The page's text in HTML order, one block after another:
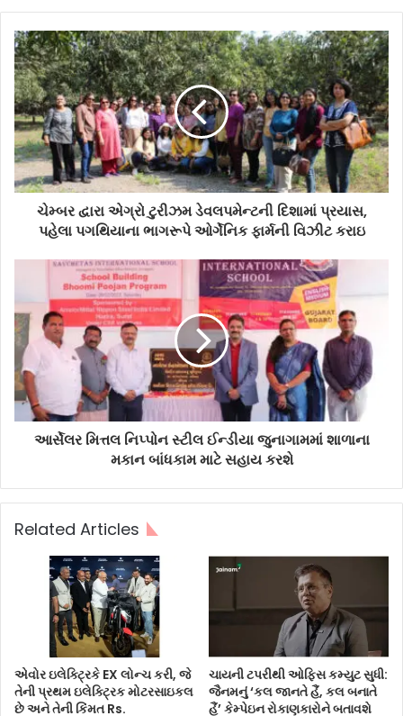
ચેમ્બર દ્વારા એગ્રો ટુરીઝમ ડેવલપમેન્ટની દિશામાં પ્રયાસ,
પહેલા પગથિયાના ભાગરૂપે ઓર્ગેનિક ફાર્મની વિઝીટ કરાઇ
આર્સેલર મિત્તલ નિપ્પોન સ્ટીલ ઈન્ડીયા જુનાગામમાં શાળાના
મકાન બાંધકામ માટે સહાય કરશે
Related Articles
એવોર ઇલેક્ટ્રિકે EX લોન્ચ કરી, જે
તેની પ્રથમ ઇલેક્ટ્રિક મોટરસાઇકલ
છે અને તેની કિંમત Rs.
ચાયની ટપરીથી ઓફિસ કમ્યુટ સુધી:
જૈનમનું ‘કલ જાનતે હૈં, કલ બનાતે
હૈં’ કેમ્પેઇન રોકાણકારોને બતાવશે